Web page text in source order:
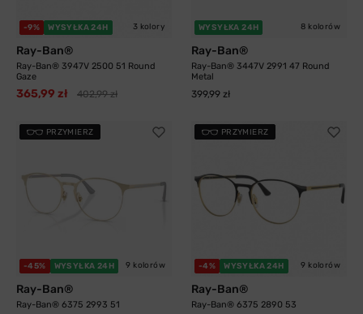
-9% WYSYŁKA 24H 3 kolory
Ray-Ban®
Ray-Ban® 3947V 2500 51 Round
Gaze
365,99 zł 402,99 zł
WYSYŁKA 24H 8 kolorów
Ray-Ban®
Ray-Ban® 3447V 2991 47 Round
Metal
399,99 zł
PRZYMIERZ
-45% WYSYŁKA 24H 9 kolorów
Ray-Ban®
Ray-Ban® 6375 2993 51
PRZYMIERZ
-4% WYSYŁKA 24H 9 kolorów
Ray-Ban®
Ray-Ban® 6375 2890 53